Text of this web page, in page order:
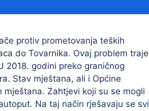
donacije
protiv prometovanja teških
do Tovarnika. Ovaj problem traje
2018. godini preko graničnog
Stav mještana, ali i Općine
Zahtjevi koji su se mogli
Na taj način rješavaju se svi